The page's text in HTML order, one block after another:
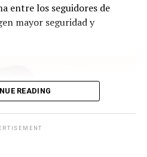
entre los seguidores de
mayor seguridad y
READING